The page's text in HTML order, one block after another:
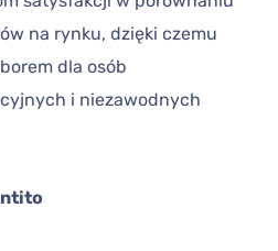
na rynku, dzięki czemu
dla osób
i niezawodnych